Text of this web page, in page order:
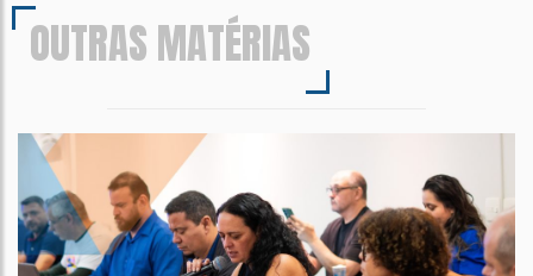
OUTRAS MATÉRIAS